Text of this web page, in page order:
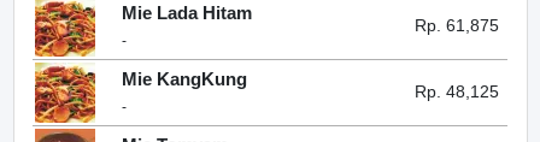
Mie Lada Hitam
-
Rp. 61,875
Mie KangKung
-
Rp. 48,125